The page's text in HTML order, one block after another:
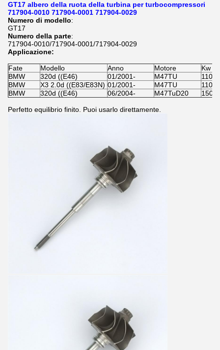
GT17 albero della ruota della turbina per turbocompressori
717904-0010 717904-0001 717904-0029
Numero di modello:
GT17
Numero della parte:
717904-0010/717904-0001/717904-0029
Applicazione:
Fate Modello Anno Motore
Kw
BMW
320d ((E46) 01/2001- M47TU
110
BMW
X3 2.0d ((E83/E83N) 01/2001- M47TU
110
BMW
320d ((E46) 06/2004- M47TuD20 150
Perfetto equilibrio finito. Puoi usarlo direttamente.